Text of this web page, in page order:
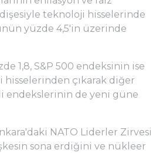
teknoloji hisselerinde
yüzde 4,5'in üzerinde
1,8, S&P 500 endeksinin ise
hisselerinden çıkarak diğer
endekslerinin de yeni güne
NATO Liderler Zirvesi
sona erdiğini ve nükleer